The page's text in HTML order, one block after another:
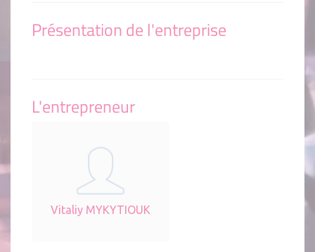
Présentation de l'entreprise
L'entrepreneur
Vitaliy MYKYTIOUK